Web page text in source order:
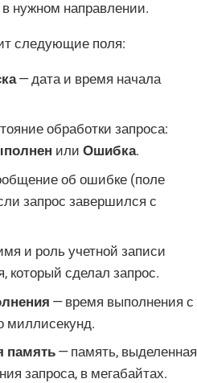
в нужном направлении.
следующие поля:
— дата и время начала
обработки запроса:
или Ошибка.
об ошибке (поле
запрос завершился с
и роль учетной записи
который сделал запрос.
— время выполнения с
миллисекунд.
память— память, выделенная
запроса, в мегабайтах.